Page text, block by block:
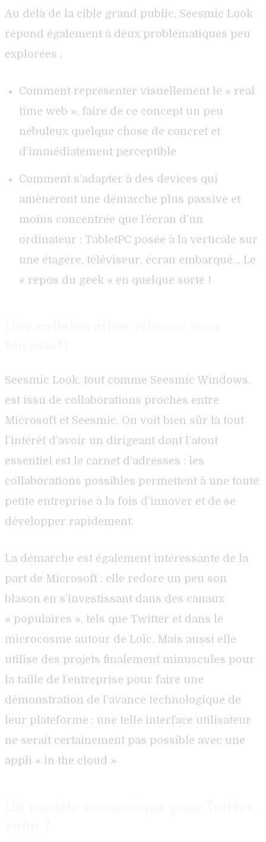
Au delà de la cible grand public, Seesmic Look
répond également à deux problématiques peu
explorées :
Comment représenter visuellement le « real
time web », faire de ce concept un peu
nébuleux quelque chose de concret et
d’immédiatement perceptible
Comment s’adapter à des devices qui
amèneront une démarche plus passive et
moins concentrée que l’écran d’un
ordinateur : TabletPC posée à la verticale sur
une étagère, téléviseur, écran embarqué… Le
« repos du geek » en quelque sorte !
Seesmic Look, tout comme Seesmic Windows,
est issu de collaborations proches entre
Microsoft et Seesmic. On voit bien sûr là tout
l’intérêt d’avoir un dirigeant dont l’atout
essentiel est le carnet d’adresses : les
collaborations possibles permettent à une toute
petite entreprise à la fois d’innover et de se
développer rapidement.
La démarche est également intéressante de la
part de Microsoft : elle redore un peu son
blason en s’investissant dans des canaux
« populaires », tels que Twitter et dans le
microcosme autour de Loïc. Mais aussi elle
utilise des projets finalement minuscules pour
la taille de l’entreprise pour faire une
démonstration de l’avance technologique de
leur plateforme : une telle interface utilisateur
ne serait certainement pas possible avec une
appli « in the cloud »